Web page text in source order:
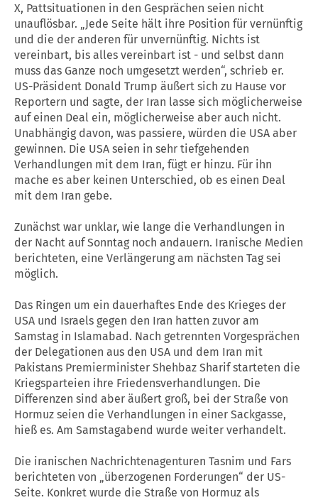
X, Pattsituationen in den Gesprächen seien nicht
unauflösbar. „Jede Seite hält ihre Position für vernünftig
und die der anderen für unvernünftig. Nichts ist
vereinbart, bis alles vereinbart ist - und selbst dann
muss das Ganze noch umgesetzt werden“, schrieb er.
US-Präsident Donald Trump äußert sich zu Hause vor
Reportern und sagte, der Iran lasse sich möglicherweise
auf einen Deal ein, möglicherweise aber auch nicht.
Unabhängig davon, was passiere, würden die USA aber
gewinnen. Die USA seien in sehr tiefgehenden
Verhandlungen mit dem Iran, fügt er hinzu. Für ihn
mache es aber keinen Unterschied, ob es einen Deal
mit dem Iran gebe.
Zunächst war unklar, wie lange die Verhandlungen in
der Nacht auf Sonntag noch andauern. Iranische Medien
berichteten, eine Verlängerung am nächsten Tag sei
möglich.
Das Ringen um ein dauerhaftes Ende des Krieges der
USA und Israels gegen den Iran hatten zuvor am
Samstag in Islamabad. Nach getrennten Vorgesprächen
der Delegationen aus den USA und dem Iran mit
Pakistans Premierminister Shehbaz Sharif starteten die
Kriegsparteien ihre Friedensverhandlungen. Die
Differenzen sind aber äußert groß, bei der Straße von
Hormuz seien die Verhandlungen in einer Sackgasse,
hieß es. Am Samstagabend wurde weiter verhandelt.
Die iranischen Nachrichtenagenturen Tasnim und Fars
berichteten von „überzogenen Forderungen“ der US-
Seite. Konkret wurde die Straße von Hormuz als